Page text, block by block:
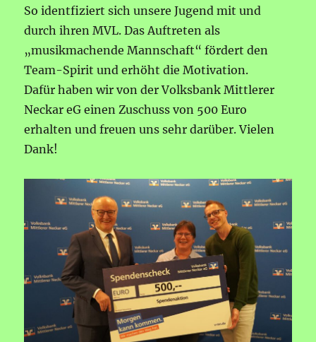
So identfiziert sich unsere Jugend mit und
durch ihren MVL. Das Auftreten als
„musikmachende Mannschaft“ fördert den
Team-Spirit und erhöht die Motivation.
Dafür haben wir von der Volksbank Mittlerer
Neckar eG einen Zuschuss von 500 Euro
erhalten und freuen uns sehr darüber. Vielen
Dank!